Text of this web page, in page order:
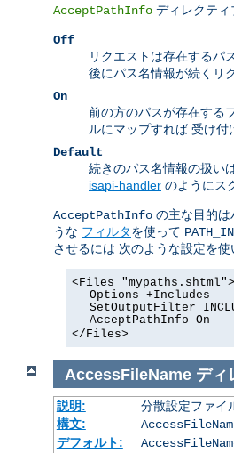
AcceptPathInfo ディレクテ
Off
リクエストは存在するパ
後にパス名情報が続くリ
On
前の方のパスが存在する
ルにマップすれば 受け付
Default
続きのパス名情報の扱い
isapi-handler のようにス
AcceptPathInfo の主な目的は
うな フィルタを使って
させるには 次のような設定を使
<Files "mypaths.shtml">
Options +Includes
SetOutputFilter
AcceptPathInfo On
</Files>
AccessFileName ディ
説明:
分散設定ファイ
構文:
デフォルト: